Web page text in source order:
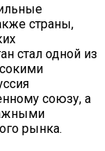
страны,
стал одной из
союзу, а
рынка.